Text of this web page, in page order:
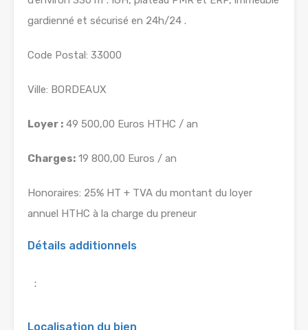
gardienné et sécurisé en 24h/24 .
Code Postal: 33000
Ville: BORDEAUX
Loyer : 49 500,00 Euros HTHC / an
Charges: 19 800,00 Euros / an
Honoraires: 25% HT + TVA du montant du loyer
annuel HTHC à la charge du preneur
Détails additionnels
:
Localisation du bien